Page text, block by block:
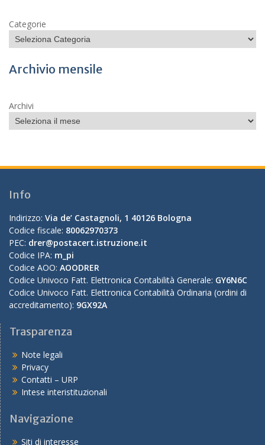
Categorie
Archivio mensile
Archivi
Info
Indirizzo: Via de’ Castagnoli, 1 40126 Bologna
Codice fiscale: 80062970373
PEC: drer@postacert.istruzione.it
Codice IPA: m_pi
Codice AOO: AOODRER
Codice Univoco Fatt. Elettronica Contabilità Generale: GY6N6C
Codice Univoco Fatt. Elettronica Contabilità Ordinaria (ordini di
accreditamento): 9GX92A
Trasparenza
Note legali
Privacy
Contatti – URP
Intese interistituzionali
Navigazione
Siti di interesse